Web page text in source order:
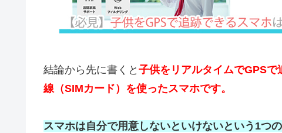
結論から先に書くと 子供をリアルタイムでGPSで
線（SIMカード）を使ったスマホです。
スマホは自分で用意しないといけないという1つ